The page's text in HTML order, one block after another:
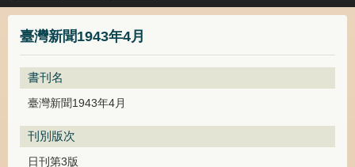
臺灣新聞1943年4月
書刊名
臺灣新聞1943年4月
刊別版次
日刊第3版